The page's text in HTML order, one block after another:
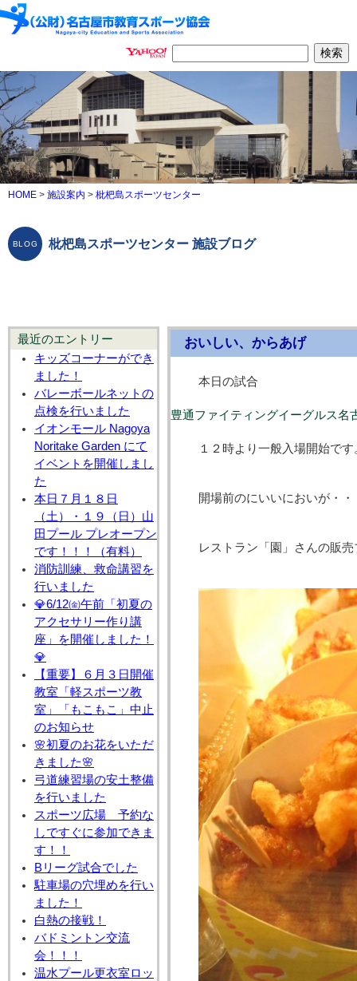
HOME > 施設案内 > 枇杷島スポーツセンター
枇杷島スポーツセンター 施設ブログ
最近のエントリー
キッズコーナーができ
ました！
バレーボールネットの
点検を行いました
イオンモール Nagoya
Noritake Garden にて
イベントを開催しまし
た
本日７月１８日
（土）・１９（日）山
田プール プレオープン
です！！！（有料）
消防訓練、救命講習を
行いました
💎6/12㈮午前「初夏の
アクセサリー作り講
座」を開催しました！
💎
【重要】６月３日開催
教室「軽スポーツ教
室」「もこもこ」中止
のお知らせ
🌸初夏のお花をいただ
きました🌸
弓道練習場の安土整備
を行いました
スポーツ広場 予約な
しですぐに参加できま
す！！
Bリーグ試合でした
駐車場の穴埋めを行い
ました！
白熱の接戦！
バドミントン交流
会！！！
温水プール更衣室ロッ
おいしい、からあげ
本日の試合
豊通ファイティングイーグルス名
１２時より一般入場開始です
開場前のにいいにおいが・・
レストラン「園」さんの販